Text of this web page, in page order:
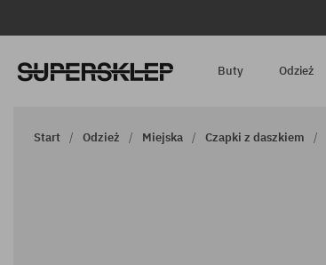
Buty Odzież
Start Odzież Miejska Czapki z daszkiem